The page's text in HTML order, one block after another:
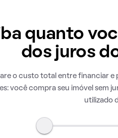
quanto
dos juros
o custo total entre financiar e
você compra seu imóvel sem
utilizado